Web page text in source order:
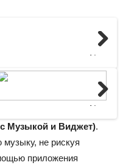
Next
Next
Музыкой и Виджет).
не рискуя
приложения